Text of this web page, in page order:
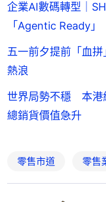
企業AI數碼轉型｜
「Agentic Ready」
五一前夕提前「血
熱浪
世界局勢不穩 本港
總銷貨價值急升
零售市道 零售